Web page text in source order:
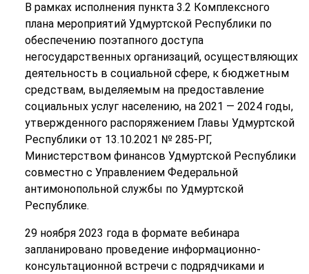
В рамках исполнения пункта 3.2 Комплексного
плана мероприятий Удмуртской Республики по
обеспечению поэтапного доступа
негосударственных организаций, осуществляющих
деятельность в социальной сфере, к бюджетным
средствам, выделяемым на предоставление
социальных услуг населению, на 2021 — 2024 годы,
утвержденного распоряжением Главы Удмуртской
Республики от 13.10.2021 № 285-РГ,
Министерством финансов Удмуртской Республики
совместно с Управлением Федеральной
антимонопольной службы по Удмуртской
Республике.
29 ноября 2023 года в формате вебинара
запланировано проведение информационно-
консультационной встречи с подрядчиками и